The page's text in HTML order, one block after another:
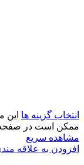
انتخاب گزینه ها این
ممکن است در
مشاهده سریع
افزودن به علاقه